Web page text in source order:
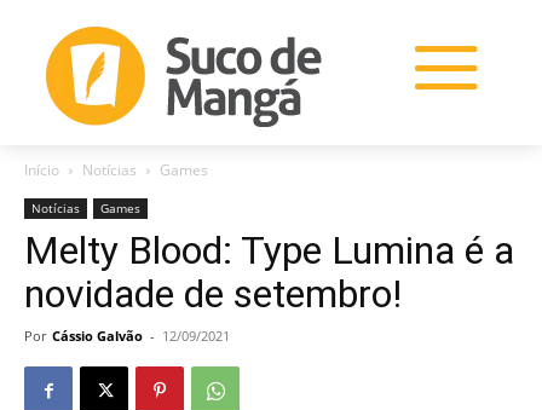
Início Notícias Games
Notícias Games
Melty Blood: Type Lumina é a
novidade de setembro!
Por Cássio Galvão - 12/09/2021